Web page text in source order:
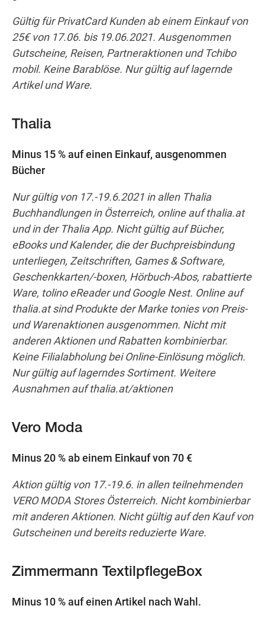
Gültig für PrivatCard Kunden ab einem Einkauf von
25€ von 17.06. bis 19.06.2021. Ausgenommen
Gutscheine, Reisen, Partneraktionen und Tchibo
mobil. Keine Barablöse. Nur gültig auf lagernde
Artikel und Ware.
Thalia
Minus 15 % auf einen Einkauf, ausgenommen
Bücher
Nur gültig von 17.-19.6.2021 in allen Thalia
Buchhandlungen in Österreich, online auf thalia.at
und in der Thalia App. Nicht gültig auf Bücher,
eBooks und Kalender, die der Buchpreisbindung
unterliegen, Zeitschriften, Games & Software,
Geschenkkarten/-boxen, Hörbuch-Abos, rabattierte
Ware, tolino eReader und Google Nest. Online auf
thalia.at sind Produkte der Marke tonies von Preis-
und Warenaktionen ausgenommen. Nicht mit
anderen Aktionen und Rabatten kombinierbar.
Keine Filialabholung bei Online-Einlösung möglich.
Nur gültig auf lagerndes Sortiment. Weitere
Ausnahmen auf thalia.at/aktionen
Vero Moda
Minus 20 % ab einem Einkauf von 70 €
Aktion gültig von 17.-19.6. in allen teilnehmenden
VERO MODA Stores Österreich. Nicht kombinierbar
mit anderen Aktionen. Nicht gültig auf den Kauf von
Gutscheinen und bereits reduzierte Ware.
Zimmermann TextilpflegeBox
Minus 10 % auf einen Artikel nach Wahl.